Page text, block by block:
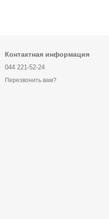
Контактная информация
044 221-52-24
Перезвонить вам?